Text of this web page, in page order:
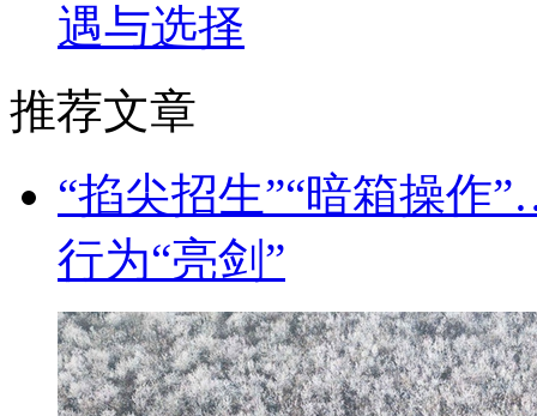
遇与选择
推荐文章
“掐尖招生”“暗箱操
行为“亮剑”